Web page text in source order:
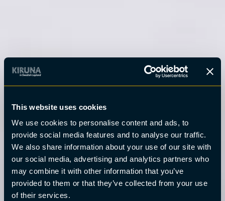
This website uses cookies
We use cookies to personalise content and ads, to
provide social media features and to analyse our traffic.
We also share information about your use of our site with
our social media, advertising and analytics partners who
may combine it with other information that you’ve
provided to them or that they’ve collected from your use
of their services.